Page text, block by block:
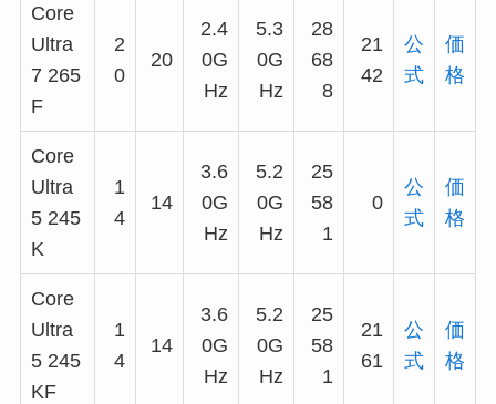
Core
Ultra
7 265
F
2
0
20
2.4
0G
Hz
5.3
0G
Hz
28
68
8
21
42
公
式
価
格
Core
Ultra
5 245
K
1
4
14
3.6
0G
Hz
5.2
0G
Hz
25
58
1
0
公
式
価
格
Core
Ultra
5 245
KF
1
4
14
3.6
0G
Hz
5.2
0G
Hz
25
58
1
21
61
公
式
価
格